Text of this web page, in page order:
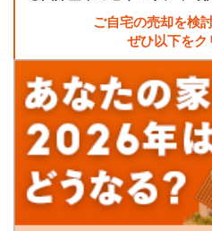
ご自宅の売却を検
ぜひ以下を